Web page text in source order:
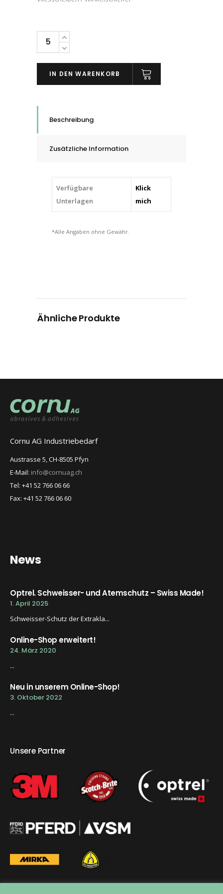
PFERD
POLINOX-
Schlefscheiben
Kompaktschleif-
quantity
IN DEN WARENKORB
Beschreibung
Zusätzliche Information
Verfügbare
Unterlagen
Klick
mich
*Alle Angaben ohne Gewähr.
Ähnliche Produkte
Cornu AG Industriebedarf
Austrasse 5, CH-8505 Pfyn
E-Mail: info@cornuag.ch
Tel: +41 52 766 06 66
Fax: +41 52 766 06 60
News
Optrel. Schweisser- und Atemschutz – Swiss Made!
1. April 2025
Schweisser-Schutz der Extrakla...
Online-Shop erweitert!
24. März 2020
...
Neu in unserem Online-Shop!
3. Oktober 2022
...
Unsere Partner